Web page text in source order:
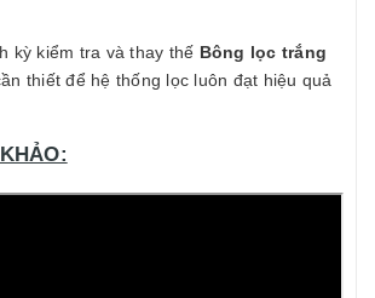
kỳ kiểm tra và thay thế Bông lọc trắng
thiết để hệ thống lọc luôn đạt hiệu quả